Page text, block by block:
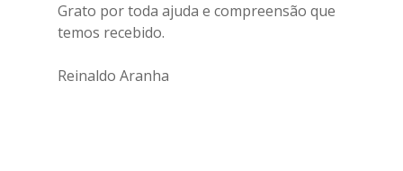
Grato por toda ajuda e compreensão que
temos recebido.
Reinaldo Aranha